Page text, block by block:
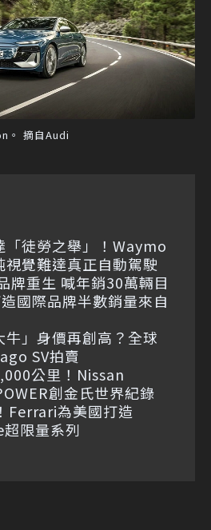
。 摘自Audi
「徒勞之舉」！Waymo
視覺難達真正自動駕駛
牌重生 喊年銷30萬輛目
國際品牌半數銷量來自
牛」身價再創高？全球
SV拍賣
公里！Nissan
創金氏世界紀錄
Ferrari為美國打造
限量系列